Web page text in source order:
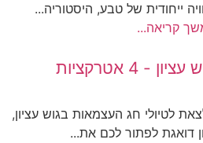
ייחודית של טבע, היסטוריה...
קריאה...
טיולי חג העצמאות בגוש עציון - 4 אטרקציות
לטיולי חג העצמאות בגוש עציון,
דואגת לפתור לכם את...